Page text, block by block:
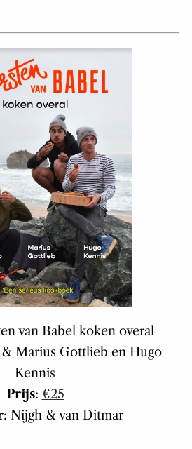
van Babel koken overal
& Marius Gottlieb en Hugo
Kennis
Prijs: €25